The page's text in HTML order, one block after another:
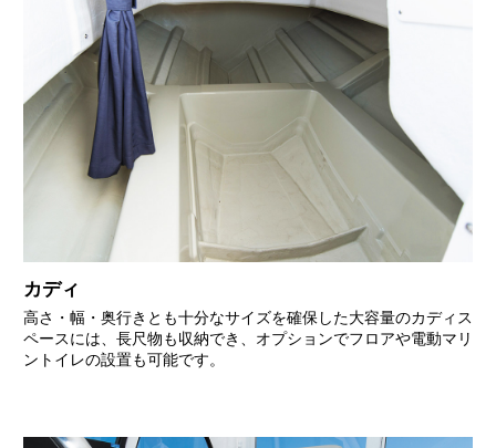
カディ
高さ・幅・奥行きとも十分なサイズを確保した大容量のカディス
ペースには、長尺物も収納でき、オプションでフロアや電動マリ
ントイレの設置も可能です。